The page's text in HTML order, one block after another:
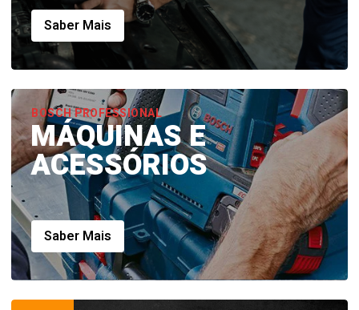
Saber Mais
BOSCH PROFESSIONAL
MÁQUINAS E
ACESSÓRIOS
Saber Mais